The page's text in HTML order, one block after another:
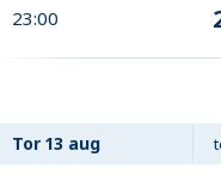
23:00
Tor 13 aug